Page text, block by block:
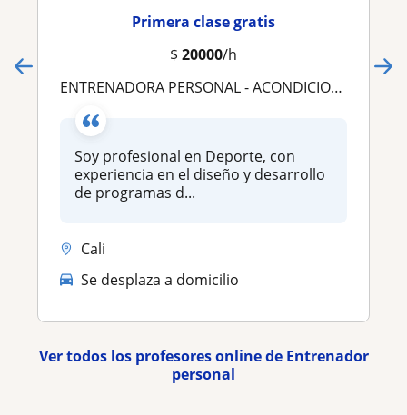
Primera clase gratis
$ 20000/h
ENTRENADORA PERSONAL - ACONDICIONAMIENTO FISICO Y REHABILITACION
Soy profesional en Deporte, con
experiencia en el diseño y desarrollo
de programas d...
Cali
Se desplaza a domicilio
Ver todos los profesores online de Entrenador
personal